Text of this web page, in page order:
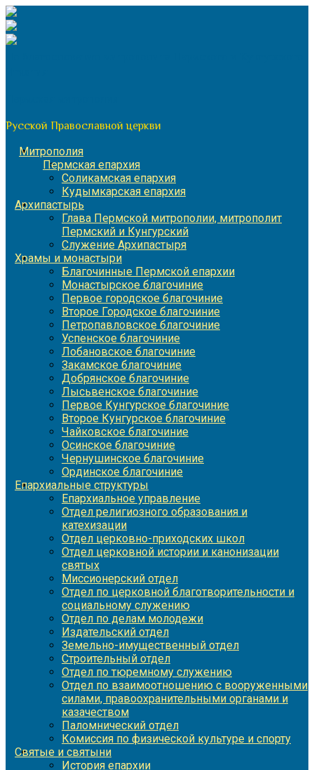
Перейти
к
содержимому
Русской Православной церкви
Митрополия
Пермская епархия
Соликамская епархия
Кудымкарская епархия
Архипастырь
Глава Пермской митрополии, митрополит
Пермский и Кунгурский
Служение Архипастыря
Храмы и монастыри
Благочинные Пермской епархии
Монастырское благочиние
Первое городское благочиние
Второе Городское благочиние
Петропавловское благочиние
Успенское благочиние
Лобановское благочиние
Закамское благочиние
Добрянское благочиние
Лысьвенское благочиние
Первое Кунгурское благочиние
Второе Кунгурское благочиние
Чайковское благочиние
Осинское благочиние
Чернушинское благочиние
Ординское благочиние
Епархиальные структуры
Епархиальное управление
Отдел религиозного образования и
катехизации
Отдел церковно-приходских школ
Отдел церковной истории и канонизации
святых
Миссионерский отдел
Отдел по церковной благотворительности и
социальному служению
Отдел по делам молодежи
Издательский отдел
Земельно-имущественный отдел
Строительный отдел
Отдел по тюремному служению
Отдел по взаимоотношению с вооруженными
силами, правоохранительными органами и
казачеством
Паломнический отдел
Комиссия по физической культуре и спорту
Святые и святыни
История епархии